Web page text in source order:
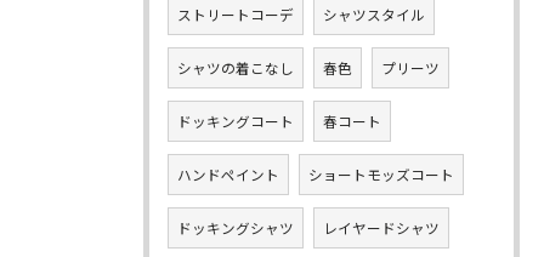
ストリートコーデ シャツスタイル
シャツの着こなし 春色 プリーツ
ドッキングコート 春コート
ハンドペイント ショートモッズコート
ドッキングシャツ レイヤードシャツ